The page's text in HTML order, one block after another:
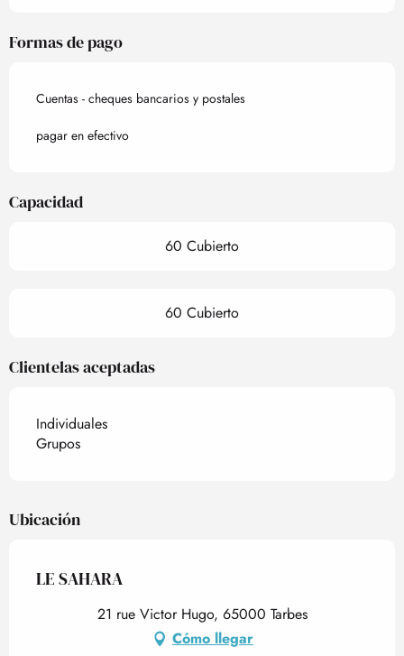
Formas de pago
Cuentas - cheques bancarios y postales
pagar en efectivo
Capacidad
60 Cubierto
60 Cubierto
Clientelas aceptadas
Individuales
Grupos
Ubicación
LE SAHARA
21 rue Victor Hugo, 65000 Tarbes
Cómo llegar